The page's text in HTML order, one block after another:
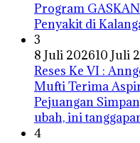
Program
Penyakit di
3
8 Juli 202610 Juli
Reses Ke VI :
Mufti Terima
Pejuangan
ubah, ini
4